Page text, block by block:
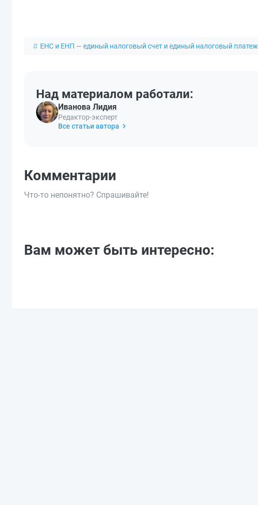
ЕНС и ЕНП — единый налоговый счет и единый налоговый платеж
Над материалом работали:
Иванова Лидия
Редактор-эксперт
Все статьи автора
Комментарии
Что-то непонятно? Спрашивайте!
Вам может быть интересно: